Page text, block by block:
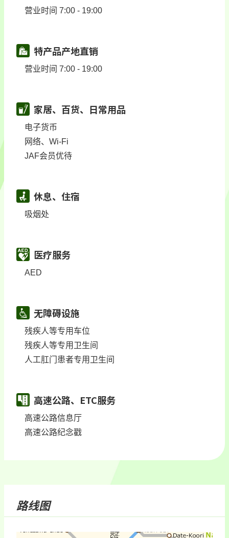
营业时间 7:00 - 19:00
特产品产地直销
营业时间 7:00 - 19:00
家居、百货、日常用品
电子货币
网络、Wi-Fi
JAF会员优待
休息、住宿
吸烟处
医疗服务
AED
无障碍设施
残疾人等专用车位
残疾人等专用卫生间
人工肛门患者专用卫生间
高速公路、ETC服务
高速公路信息厅
高速公路纪念戳
路线图